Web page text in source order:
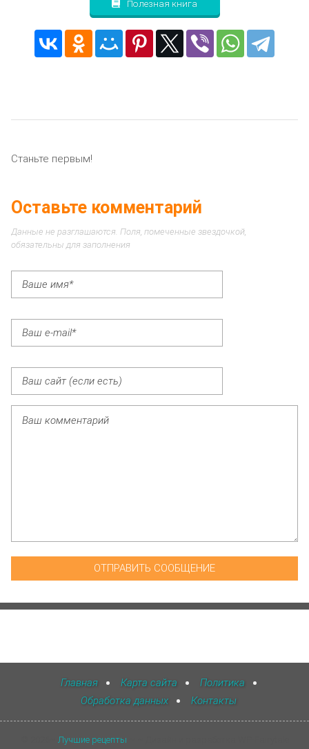
Полезная книга
Станьте первым!
Оставьте комментарий
Данные не разглашаются. Поля, помеченные звездочкой,
обязательны для заполнения
Главная Карта сайта
Политика
Обработка данных
Контакты
Лучшие рецепты